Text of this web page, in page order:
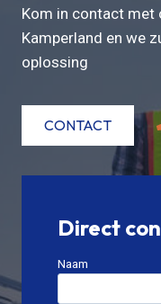
Kom in contact met
Kamperland en we
oplossing
CONTACT
Direct
Naam